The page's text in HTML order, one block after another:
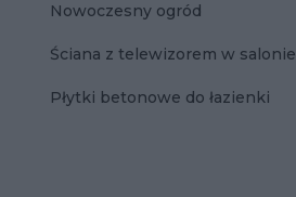
Nowoczesny ogród
Ściana z telewizorem w salonie
Płytki betonowe do łazienki